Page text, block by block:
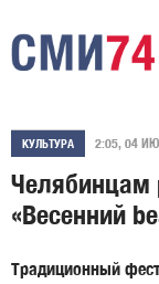
КУЛЬТУРА 2:05, 04
Челябинцам
«Весенний
Традиционный